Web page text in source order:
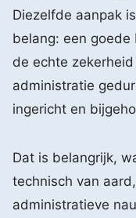
Diezelfde aanpak
belang: een
de echte
administratie
ingericht en
Dat is belangrijk,
technisch van
administratieve